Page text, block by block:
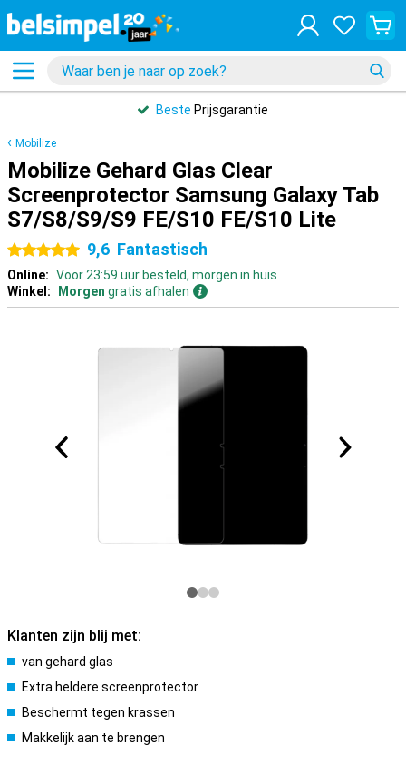
Beste Prijsgarantie
Mobilize
Mobilize Gehard Glas Clear
Screenprotector Samsung Galaxy Tab
S7/S8/S9/S9 FE/S10 FE/S10 Lite
5 sterren9,6 Fantastisch
Online: Voor 23:59 uur besteld, morgen in huis
Winkel:
Morgen gratis afhalen
Klanten zijn blij met:
van gehard glas
Extra heldere screenprotector
Beschermt tegen krassen
Makkelijk aan te brengen